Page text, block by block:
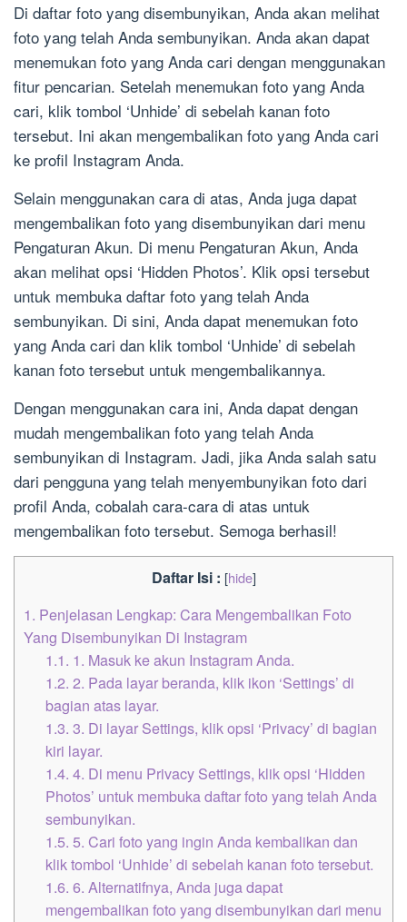
Di daftar foto yang disembunyikan, Anda akan melihat
foto yang telah Anda sembunyikan. Anda akan dapat
menemukan foto yang Anda cari dengan menggunakan
fitur pencarian. Setelah menemukan foto yang Anda
cari, klik tombol ‘Unhide’ di sebelah kanan foto
tersebut. Ini akan mengembalikan foto yang Anda cari
ke profil Instagram Anda.
Selain menggunakan cara di atas, Anda juga dapat
mengembalikan foto yang disembunyikan dari menu
Pengaturan Akun. Di menu Pengaturan Akun, Anda
akan melihat opsi ‘Hidden Photos’. Klik opsi tersebut
untuk membuka daftar foto yang telah Anda
sembunyikan. Di sini, Anda dapat menemukan foto
yang Anda cari dan klik tombol ‘Unhide’ di sebelah
kanan foto tersebut untuk mengembalikannya.
Dengan menggunakan cara ini, Anda dapat dengan
mudah mengembalikan foto yang telah Anda
sembunyikan di Instagram. Jadi, jika Anda salah satu
dari pengguna yang telah menyembunyikan foto dari
profil Anda, cobalah cara-cara di atas untuk
mengembalikan foto tersebut. Semoga berhasil!
Daftar Isi : [hide]
1. Penjelasan Lengkap: Cara Mengembalikan Foto
Yang Disembunyikan Di Instagram
1.1. 1. Masuk ke akun Instagram Anda.
1.2. 2. Pada layar beranda, klik ikon ‘Settings’ di
bagian atas layar.
1.3. 3. Di layar Settings, klik opsi ‘Privacy’ di bagian
kiri layar.
1.4. 4. Di menu Privacy Settings, klik opsi ‘Hidden
Photos’ untuk membuka daftar foto yang telah Anda
sembunyikan.
1.5. 5. Cari foto yang ingin Anda kembalikan dan
klik tombol ‘Unhide’ di sebelah kanan foto tersebut.
1.6. 6. Alternatifnya, Anda juga dapat
mengembalikan foto yang disembunyikan dari menu